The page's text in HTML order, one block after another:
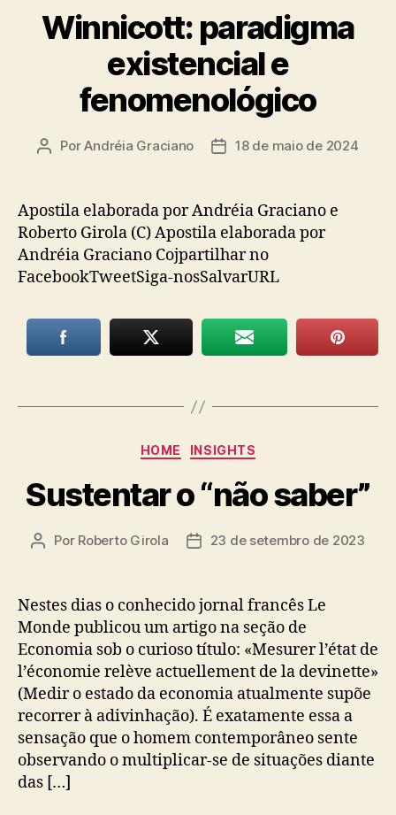
Winnicott: paradigma
existencial e
fenomenológico
Autor
PorAndréia Graciano
Data18 de maio de 2024
Apostila elaborada por Andréia Graciano e
Roberto Girola (C) Apostila elaborada por
Andréia Graciano Cojpartilhar no
FacebookTweetSiga-nosSalvarURL
Categorias
HOME INSIGHTS
Sustentar o “não saber”
Autor
Por Roberto Girola
Data23 de setembro de 2023
Nestes dias o conhecido jornal francês Le
Monde publicou um artigo na seção de
Economia sob o curioso título: «Mesurer l’état de
l’économie relève actuellement de la devinette»
(Medir o estado da economia atualmente supõe
recorrer à adivinhação). É exatamente essa a
sensação que o homem contemporâneo sente
observando o multiplicar-se de situações diante
das […]